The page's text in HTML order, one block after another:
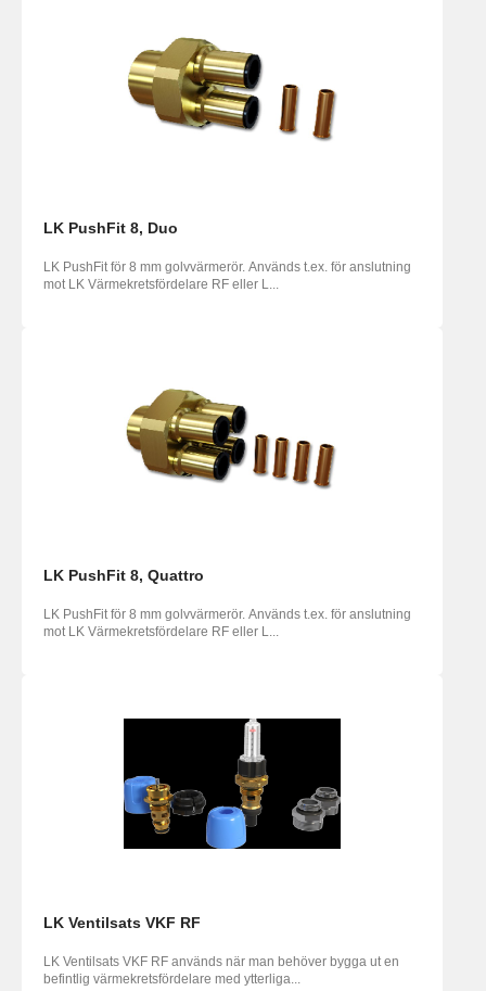
LK PushFit 8, Duo
LK PushFit för 8 mm golvvärmerör. Används t.ex. för anslutning
mot LK Värmekretsfördelare RF eller L...
LK PushFit 8, Quattro
LK PushFit för 8 mm golvvärmerör. Används t.ex. för anslutning
mot LK Värmekretsfördelare RF eller L...
LK Ventilsats VKF RF
LK Ventilsats VKF RF används när man behöver bygga ut en
befintlig värmekretsfördelare med ytterliga...